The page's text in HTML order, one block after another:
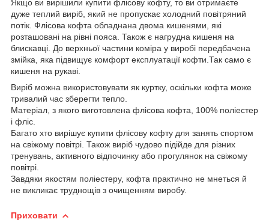
Якщо ви вирішили купити флісову кофту, то ви отримаєте
дуже теплий виріб, який не пропускає холодний повітряний
потік. Флісова кофта обладнана двома кишенями, які
розташовані на рівні пояса. Також є нагрудна кишеня на
блискавці. До верхньої частини коміра у виробі передбачена
змійка, яка підвищує комфорт експлуатації кофти.Так само є
кишеня на рукаві.
Виріб можна використовувати як куртку, оскільки кофта може
тривалий час зберегти тепло.
Матеріал, з якого виготовлена флісова кофта, 100% поліестер
і фліс.
Багато хто вирішує купити флісову кофту для занять спортом
на свіжому повітрі. Також виріб чудово підійде для різних
тренувань, активного відпочинку або прогулянок на свіжому
повітрі.
Завдяки якостям поліестеру, кофта практично не мнеться й
не викликає труднощів з очищенням виробу.
Приховати